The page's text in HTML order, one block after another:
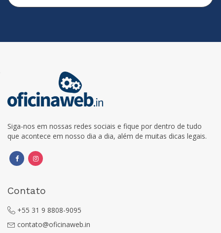
Siga-nos em nossas redes sociais e fique por dentro de tudo
que acontece em nosso dia a dia, além de muitas dicas legais.
Contato
+55 31 9 8808-9095
contato@oficinaweb.in